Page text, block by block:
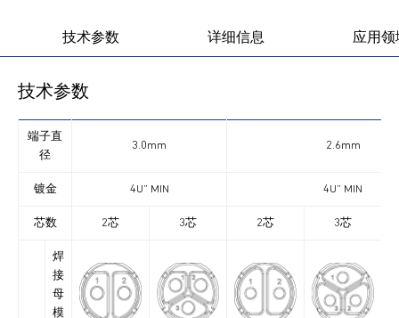
技术参数 详细信息 应用领
技术参数
端子直
径
3.0mm 2.6mm
镀金 4U” MIN 4U” MIN
芯数 2芯 3芯 2芯 3芯
焊
接
母
模